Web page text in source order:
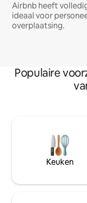
Airbnb heeft
ideaal voor
overplaatsing.
Populaire
Keuken